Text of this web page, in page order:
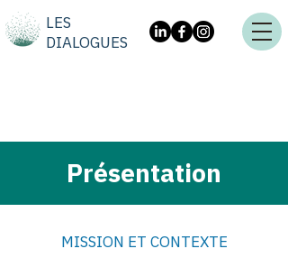
LES
DIALOGUES
Présentation
MISSION ET CONTEXTE